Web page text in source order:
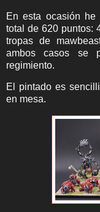
En esta ocasión
total de 620 puntos:
tropas de
ambos casos se
regimiento.
El pintado es
en mesa.